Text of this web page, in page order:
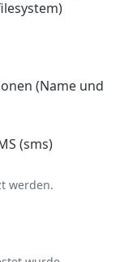
(Name und
(sms)
werden.